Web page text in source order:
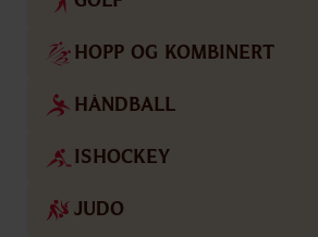
HOPP OG KOMBINERT
HÅNDBALL
ISHOCKEY
JUDO